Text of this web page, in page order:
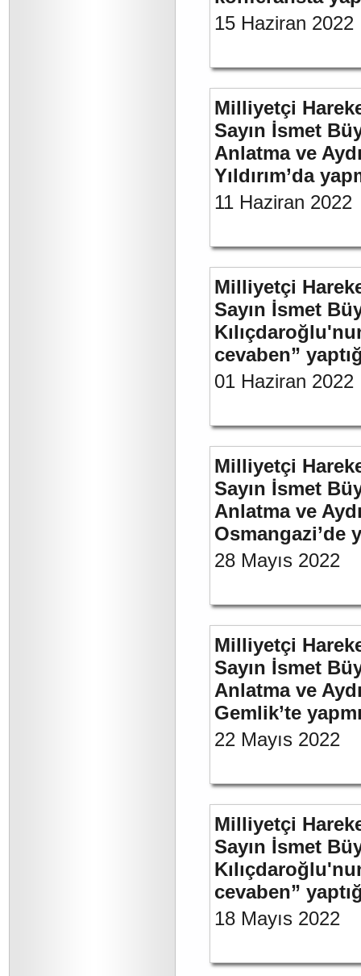
15 Haziran 2022
Milliyetçi
Sayın İsmet
Anlatma ve
Yıldırım’da
11 Haziran 2022
Milliyetçi
Sayın İsmet
cevaben”
01 Haziran 2022
Milliyetçi
Sayın İsmet
Anlatma ve
Osmangazi’de
28 Mayıs 2022
Milliyetçi
Sayın İsmet
Anlatma ve
Gemlik’te
22 Mayıs 2022
Milliyetçi
Sayın İsmet
cevaben”
18 Mayıs 2022